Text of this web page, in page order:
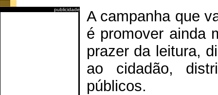
publicidade
A campanha que
é promover ainda
prazer da leitura,
ao cidadão,
públicos.